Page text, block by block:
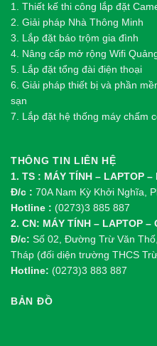
1. Thiết kế thi công lắp đặt
2. Giải pháp Nhà Thông Minh
3. Lắp đặt báo trộm gia đình
4. Nâng cấp mở rộng Wifi
5. Lắp đặt tổng đài điện thoại
6. Giải pháp thiết bị và phần
sạn
7. Lắp đặt hệ thống máy chấm
THÔNG TIN LIÊN HỆ
1. TS : MÁY TÍNH – LAPTOP
Đ/c : 70A Nam Kỳ Khởi Nghĩa,
Hotline : (0273)3 885 887
2. CN: MÁY TÍNH – LAPTOP –
Đ/c: Số 02, Đường Trừ Văn
Tháp (đối diện trường THCS
Hotline: (0273)3 883 887
BẢN ĐỒ